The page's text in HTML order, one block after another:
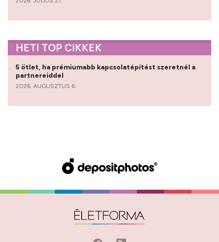
HETI TOP CIKKEK
5 ötlet, ha prémiumabb kapcsolatépítést szeretnél a
partnereiddel
2026. AUGUSZTUS 6.